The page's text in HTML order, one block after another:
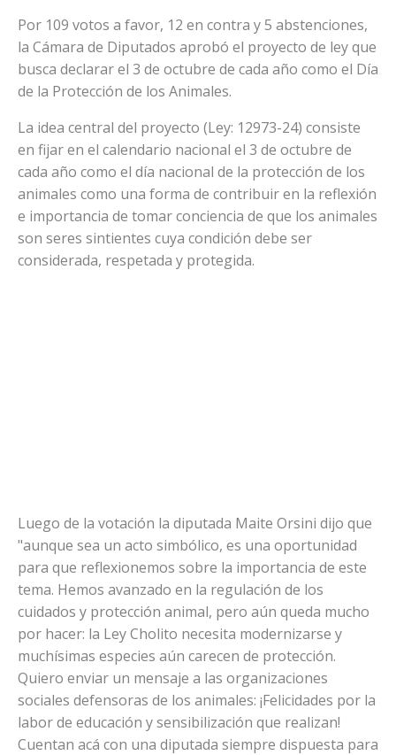
Por 109 votos a favor, 12 en contra y 5 abstenciones,
la Cámara de Diputados aprobó el proyecto de ley que
busca declarar el 3 de octubre de cada año como el Día
de la Protección de los Animales.
La idea central del proyecto (Ley: 12973-24) consiste
en fijar en el calendario nacional el 3 de octubre de
cada año como el día nacional de la protección de los
animales como una forma de contribuir en la reflexión
e importancia de tomar conciencia de que los animales
son seres sintientes cuya condición debe ser
considerada, respetada y protegida.
Luego de la votación la diputada Maite Orsini dijo que
"aunque sea un acto simbólico, es una oportunidad
para que reflexionemos sobre la importancia de este
tema. Hemos avanzado en la regulación de los
cuidados y protección animal, pero aún queda mucho
por hacer: la Ley Cholito necesita modernizarse y
muchísimas especies aún carecen de protección.
Quiero enviar un mensaje a las organizaciones
sociales defensoras de los animales: ¡Felicidades por la
labor de educación y sensibilización que realizan!
Cuentan acá con una diputada siempre dispuesta para